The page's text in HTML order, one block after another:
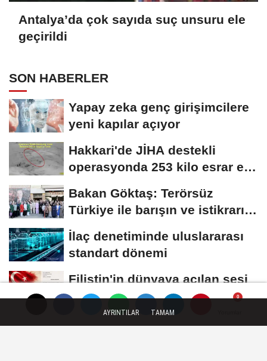
Antalya’da çok sayıda suç unsuru ele
geçirildi
SON HABERLER
Yapay zeka genç girişimcilere
yeni kapılar açıyor
Hakkari'de JİHA destekli
operasyonda 253 kilo esrar ele
Bakan Göktaş: Terörsüz
Türkiye ile barışın ve istikrarın
güçlendiği...
İlaç denetiminde uluslararası
standart dönemi
Filistin'in dünyaya açılan sesi
olmaya devam edeceğiz
AYRINTILAR TAMAM